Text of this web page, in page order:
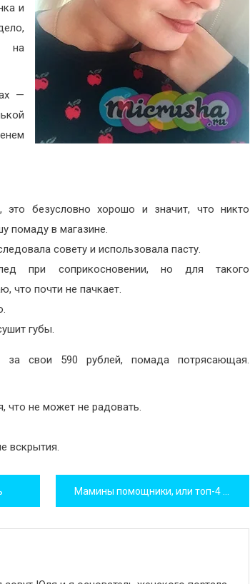
и
на
—
это безусловно хорошо и значит, что никто
помаду в магазине.
совету и использовала пасту.
при соприкосновении, но для такого
что почти не пачкает.
губы.
свои 590 рублей, помада потрясающая.
что не может не радовать.
вскрытия.